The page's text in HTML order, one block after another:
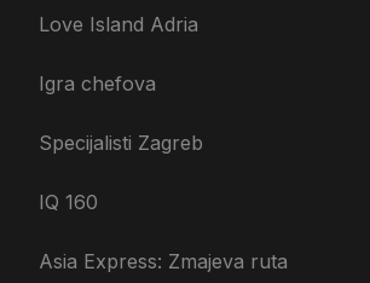
Love Island Adria
Igra chefova
Specijalisti Zagreb
IQ 160
Asia Express: Zmajeva ruta